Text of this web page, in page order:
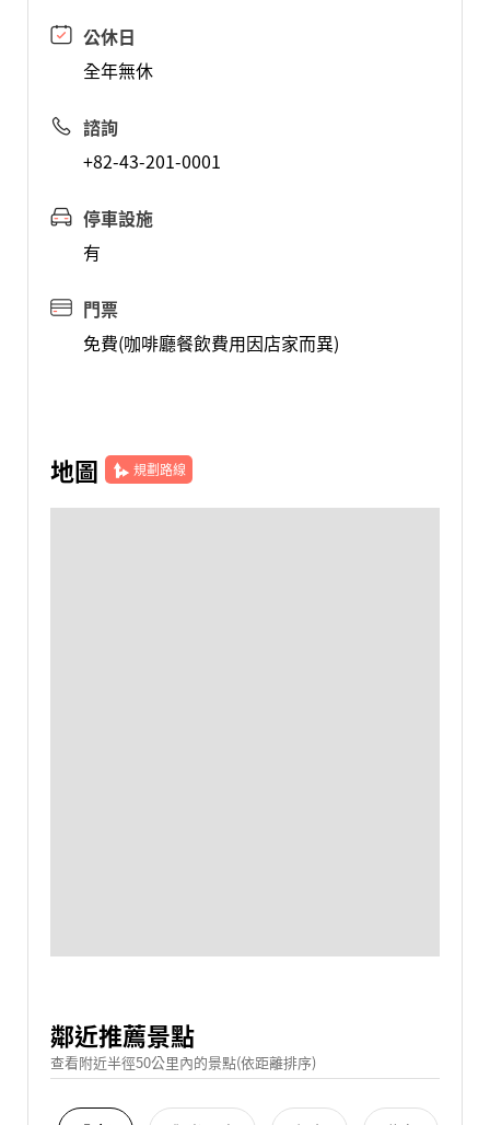
公休日
全年無休
諮詢
+82-43-201-0001
停車設施
有
門票
免費(咖啡廳餐飲費用因店家而異)
地圖 規劃路線
鄰近推薦景點
查看附近半徑50公里內的景點(依距離排序)